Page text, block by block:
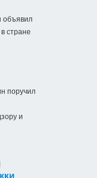
объявил
стране
поручил
и